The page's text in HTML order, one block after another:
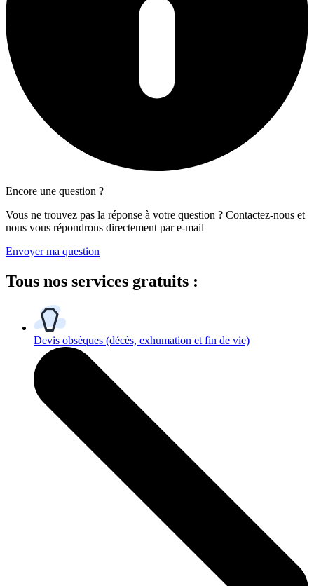
Encore une question ?
Vous ne trouvez pas la réponse à votre question ? Contactez-nous et
nous vous répondrons directement par e-mail
Envoyer ma question
Tous nos services gratuits :
Devis obsèques (décès, exhumation et fin de vie)